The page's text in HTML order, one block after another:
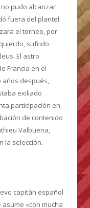
pudo alcanzar
fuera del plantel
el torneo, por
sufrido
El astro
Francia en el
años después,
exiliado
participación en
de contenido
Valbuena,
la selección.
capitán español
«con mucha